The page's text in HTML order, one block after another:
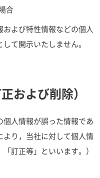
合
よび特性情報などの個人
て開示いたしません。
および削除）
人情報が誤った情報であ
り，当社に対して個人情
訂正等」といいます。）